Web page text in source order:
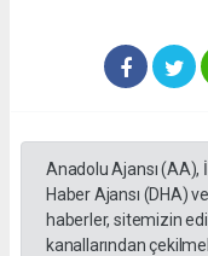
Anadolu Ajansı (AA),
Haber Ajansı (DHA)
haberler, sitemizin
kanallarından